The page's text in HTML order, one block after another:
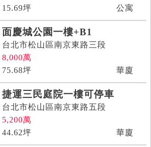
15.69坪 公寓
面慶城公園一樓+B1
台北市松山區南京東路三段
8,000萬
75.68坪 華廈
捷運三民庭院一樓可停車
台北市松山區南京東路五段
5,200萬
44.62坪 華廈